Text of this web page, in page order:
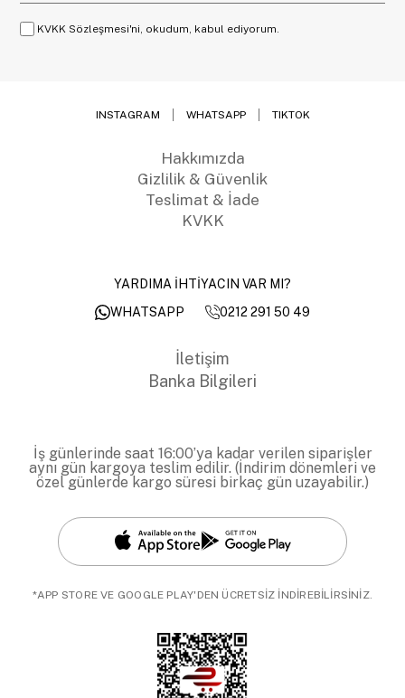
KVKK Sözleşmesi'ni, okudum, kabul ediyorum.
INSTAGRAM WHATSAPP TIKTOK
Hakkımızda
Gizlilik & Güvenlik
Teslimat & İade
KVKK
YARDIMA İHTİYACIN VAR MI?
WHATSAPP
0212 291 50 49
İletişim
Banka Bilgileri
İş günlerinde saat 16:00’ya kadar verilen siparişler
aynı gün kargoya teslim edilir. (İndirim dönemleri ve
özel günlerde kargo süresi birkaç gün uzayabilir.)
*APP STORE VE GOOGLE PLAY'DEN ÜCRETSİZ İNDİREBİLİRSİNİZ.